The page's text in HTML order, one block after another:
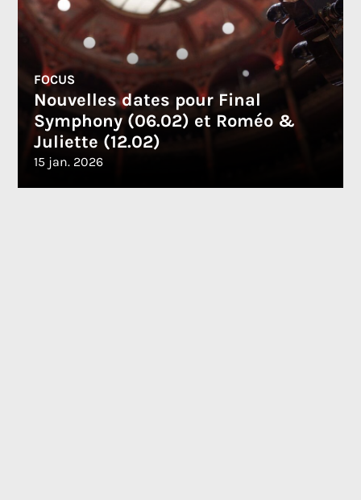
FOCUS
Nouvelles dates pour Final
Symphony (06.02) et Roméo &
Juliette (12.02)
15 jan. 2026